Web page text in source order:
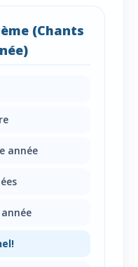
(Chants
année